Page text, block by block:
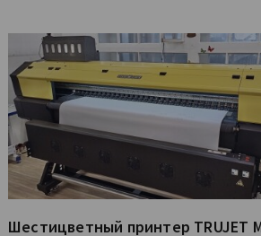
Шестицветный принтер TRUJET